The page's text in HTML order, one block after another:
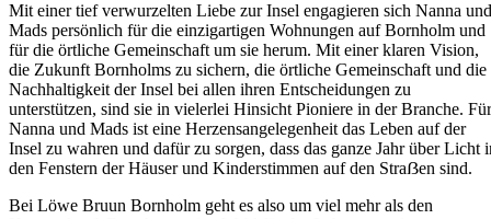
Mit einer tief verwurzelten Liebe zur Insel engagieren sich Nanna und
Mads persönlich für die einzigartigen Wohnungen auf Bornholm und
für die örtliche Gemeinschaft um sie herum. Mit einer klaren Vision,
die Zukunft Bornholms zu sichern, die örtliche Gemeinschaft und die
Nachhaltigkeit der Insel bei allen ihren Entscheidungen zu
unterstützen, sind sie in vielerlei Hinsicht Pioniere in der Branche. Für
Nanna und Mads ist eine Herzensangelegenheit das Leben auf der
Insel zu wahren und dafür zu sorgen, dass das ganze Jahr über Licht
den Fenstern der Häuser und Kinderstimmen auf den Straẞen sind.
Bei Löwe Bruun Bornholm geht es also um viel mehr als den